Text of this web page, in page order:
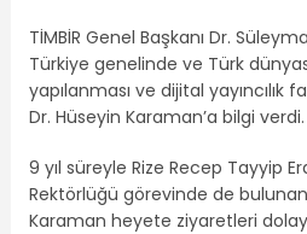
TİMBİR Genel Başkanı Dr.
Türkiye genelinde ve Türk
yapılanması ve dijital yayıncılık
Dr. Hüseyin Karaman’a bilgi verdi.
9 yıl süreyle Rize Recep Tayyip
Rektörlüğü görevinde de
Karaman heyete ziyaretleri